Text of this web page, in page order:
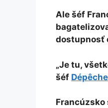
Ale šéf
dostupnosť
„Je tu,
šéf
Francúzsko